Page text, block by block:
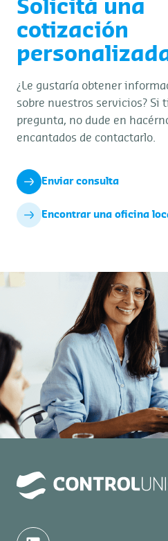
Solicitá una
cotización
¿Le gustaría obtener
sobre nuestros servicios? Si
pregunta, no dude en
encantados de contactarlo.
Enviar consulta
Encontrar una oficina